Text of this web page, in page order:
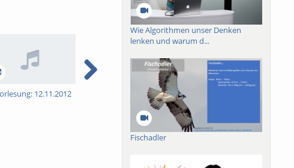
12.11.2012 5. Vorlesung: 19.11.2012
Wie Algorithmen unser Denken
lenken und warum d...
Fischadler